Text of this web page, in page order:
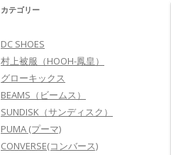
カテゴリー
DC SHOES
村上被服（HOOH-鳳皇）
グローキックス
BEAMS（ビームス）
SUNDISK（サンディスク）
PUMA (プーマ)
CONVERSE(コンバース)